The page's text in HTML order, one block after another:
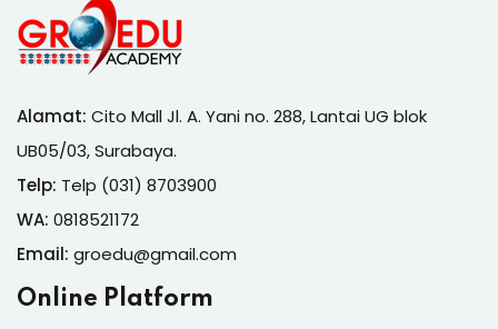
Alamat: Cito Mall Jl. A. Yani no. 288, Lantai UG blok
UB05/03, Surabaya.
Telp: Telp (031) 8703900
WA: 0818521172
Email: groedu@gmail.com
Online Platform